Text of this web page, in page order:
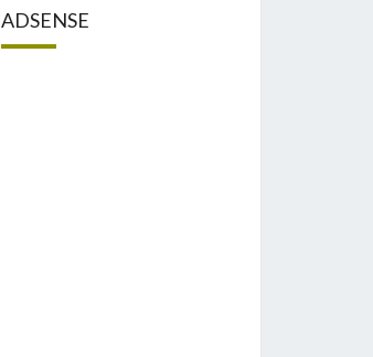
ADSENSE